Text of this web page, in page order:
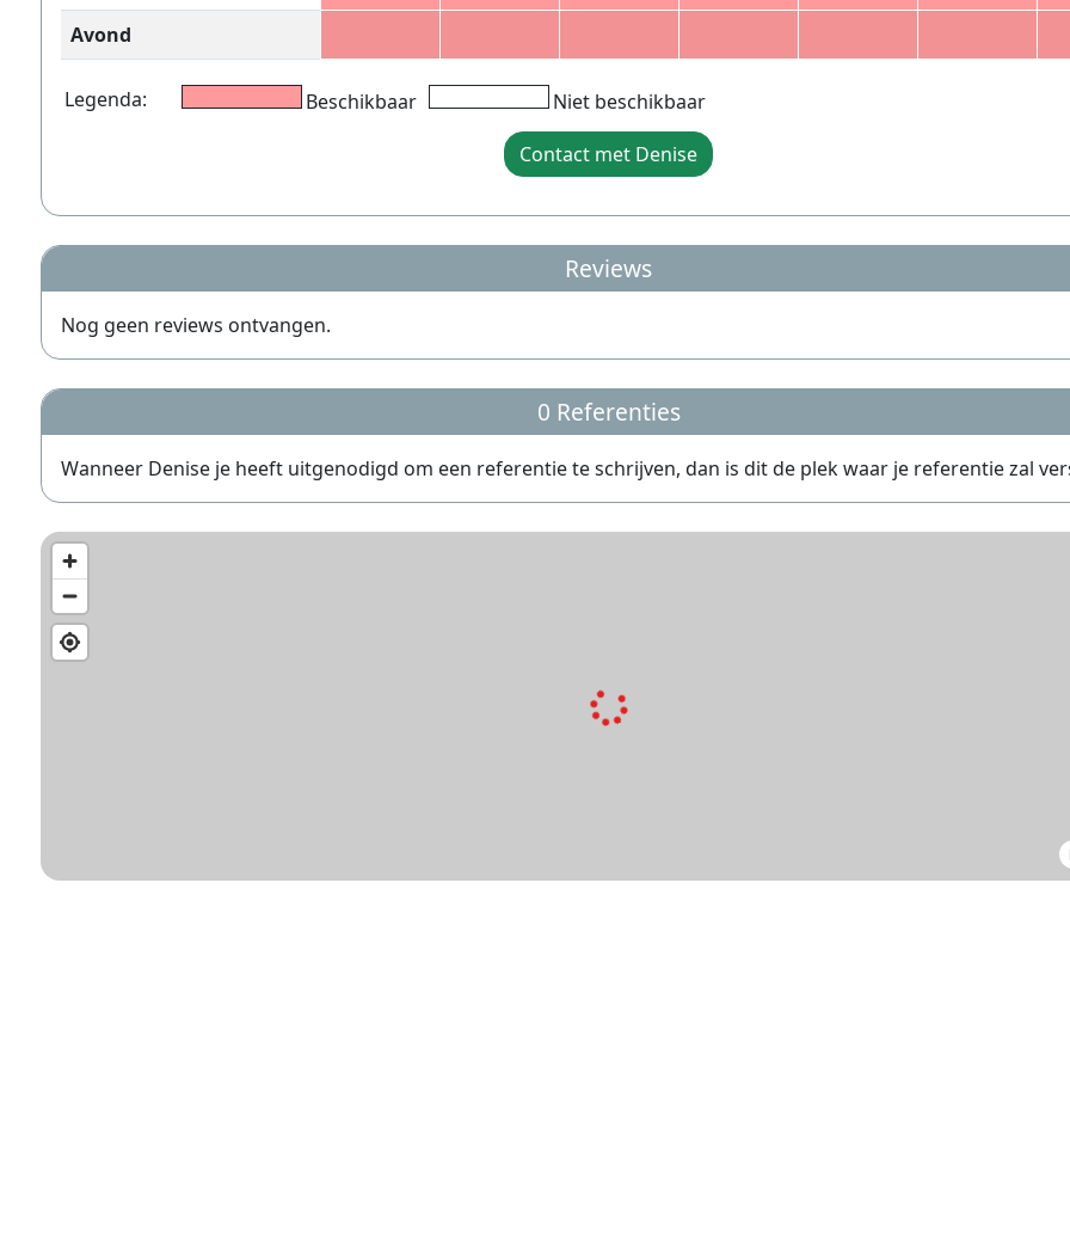
Avond
Legenda: Beschikbaar
Niet beschikbaar
Contact met Denise
Reviews
Nog geen reviews ontvangen.
0 Referenties
Wanneer Denise je heeft uitgenodigd om een referentie te schrijven, dan is dit de plek waar je referentie zal